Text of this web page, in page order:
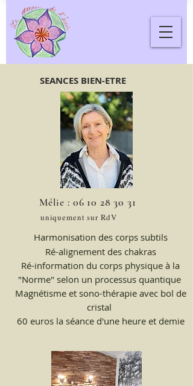
SEANCES BIEN-ETRE
Mélie : 06 10 28 30 31
uniquement sur RdV
Harmonisation des corps subtils
Ré-alignement des chakras
Ré-information du corps physique à la
"Norme" selon un processus quantique
Magnétisme et sono-thérapie avec bol de
cristal
60 euros la séance d'une heure et demie